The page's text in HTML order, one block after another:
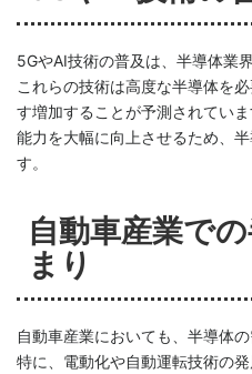
5GやAI技術の普及は、半導体業
これらの技術は高度な半導体を
す増加することが予測されてい
能力を大幅に向上させるため、
す。
自動車産業で
まり
自動車産業においても、半導体
特に、電動化や自動運転技術の